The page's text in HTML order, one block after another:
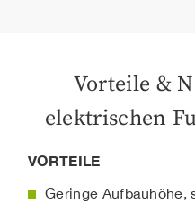
Vorteile &
elektrischen
VORTEILE
Geringe Aufbauhöhe,